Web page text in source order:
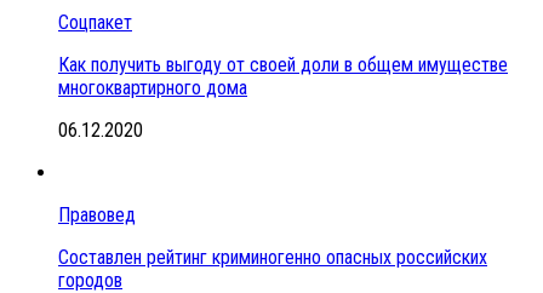
Соцпакет
Как получить выгоду от своей доли в общем имуществе
многоквартирного дома
06.12.2020
Правовед
Составлен рейтинг криминогенно опасных российских
городов